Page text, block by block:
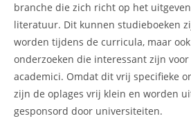
branche die zich richt op het
literatuur. Dit kunnen studieboeken
worden tijdens de curricula, maar
onderzoeken die interessant zijn
academici. Omdat dit vrij specifieke
zijn de oplages vrij klein en worden
gesponsord door universiteiten.